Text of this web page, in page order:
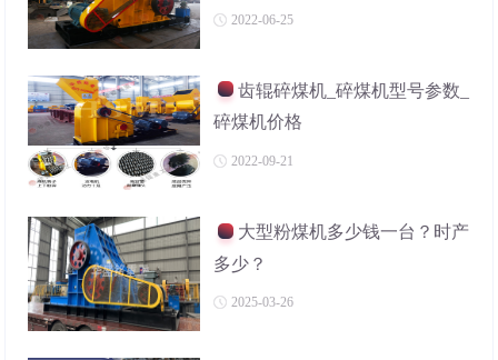
2022-06-25
齿辊碎煤机_碎煤机型号参数_
碎煤机价格
2022-09-21
大型粉煤机多少钱一台？时产
多少？
2025-03-26